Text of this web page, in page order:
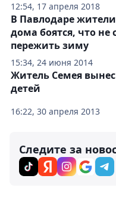
12:54, 17 апреля 2018
15:34, 24 июня 2014
В Павлодаре
дома боятся, что не
пережить зиму
16:22, 30 апреля 2013
Житель Семея вынес
детей
Следите за